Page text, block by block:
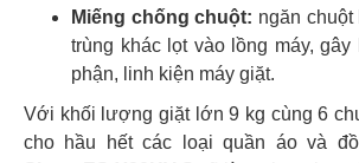
Miếng chống chuột: ngăn chuột
trùng khác lọt vào lồng máy,
phận, linh kiện máy giặt.
Với khối lượng giặt lớn 9 kg cùng 6
cho hầu hết các loại quần áo và